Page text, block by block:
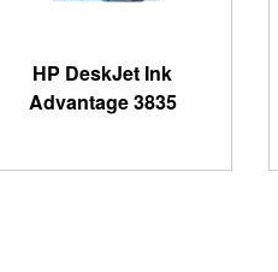
HP DeskJet Ink
Advantage 3835